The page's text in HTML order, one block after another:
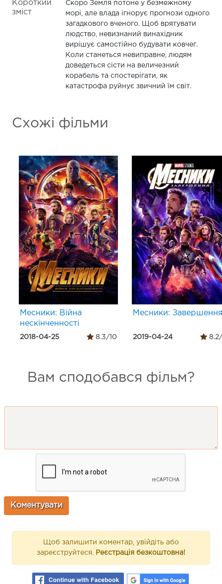
Короткий
зміст
Скоро Земля потоне у безмежному
морі, але влада ігнорує прогнози одного
загадкового вченого. Щоб врятувати
людство, невизнаний винахідник
вирішує самостійно будувати ковчег.
Коли станеться невиправне, людям
доведеться сісти на величезний
корабель та спостерігати, як
катастрофа руйнує звичний їм світ.
Схожі фільми
Месники: Війна
нескінченності
2018-04-25 8.3/10
Месники: Завершення
2019-04-24 8.2/
Вам сподобався фільм?
Щоб залишити коментар, увійдіть або
зареєструйтеся. Реєстрація безкоштовна!